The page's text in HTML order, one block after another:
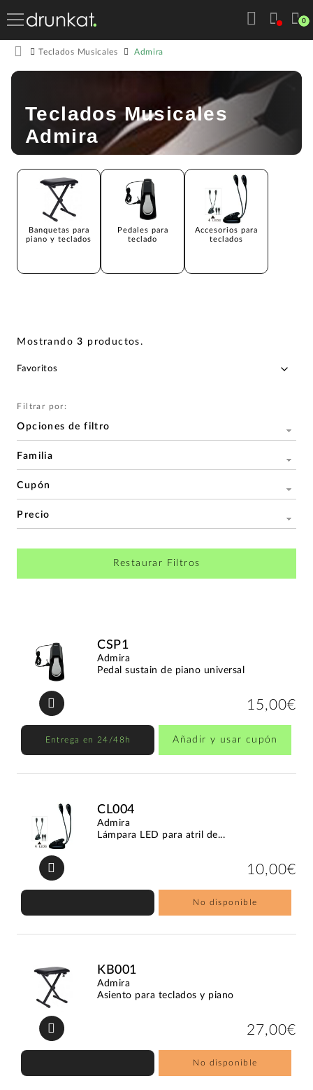
0
Teclados Musicales Admira
Teclados Musicales
Admira
Banquetas para
piano y teclados
Pedales para
teclado
Accesorios para
teclados
Mostrando3 productos.
Filtrar por:
Opciones de filtro
Familia
Cupón
Precio
Restaurar Filtros
CSP1
Admira
Pedal sustain de piano universal
15,00€
Entrega en 24/48h Añadir y usar cupón
CL004
Admira
Lámpara LED para atril de...
10,00€
No disponible
KB001
Admira
Asiento para teclados y piano
27,00€
No disponible